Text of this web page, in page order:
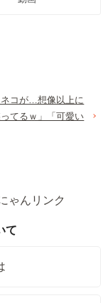
コが…想像以上に
てるｗ」「可愛い
ゃんリンク
て